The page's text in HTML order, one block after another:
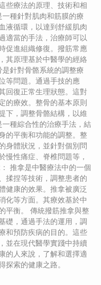
些療法的原理、技術和相
種針對肌肉和筋膜的療
液循環，以達到舒緩肌肉
適當的手法，治療師可以
促進組織修復。撥筋常應
其原理基於中醫學的經絡
針對骨骼系統的調整療
等問題。通過手技的應
回復正常生理狀態。這對
的療效。整骨的基本原則
下，調整骨骼結構，以維
種綜合性的治療手法，結
的平衡和功能的調整。整
身體狀況，並針對個別問
慢性痛症、脊椎問題等，
推拿是中醫療法中的一個
揉捏等技術，調整患者的
健康的效果。推拿被廣泛
化等方面。其療效基於中
平衡。 傳統撥筋推拿與整
礎，通過手法的運用，調
和預防疾病的目的。這些
並在現代醫學實踐中持續
的人來說，了解和選擇適
索的健康之路。